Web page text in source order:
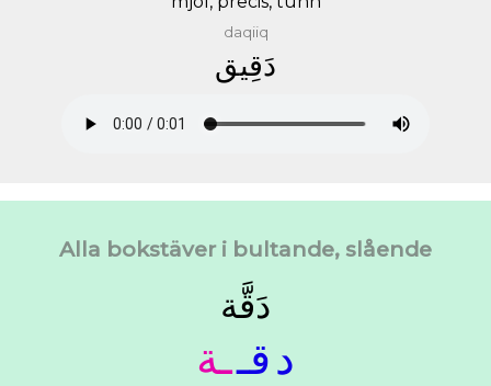
daqiiq
ﺩَﻗِﻴﻖ
Alla bokstäver i bultande, slående
ﺩَﻗَّﺔ
ﺩﻗــﺔ